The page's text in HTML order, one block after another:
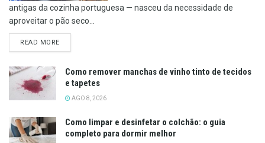
antigas da cozinha portuguesa — nasceu da necessidade de
aproveitar o pão seco...
READ MOREDETAILS
Como remover manchas de vinho tinto de tecidos
e tapetes
AGO 8, 2026
Como limpar e desinfetar o colchão: o guia
completo para dormir melhor